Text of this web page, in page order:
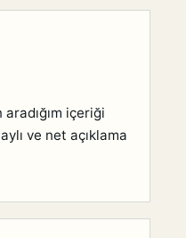
içeriği
ve net açıklama